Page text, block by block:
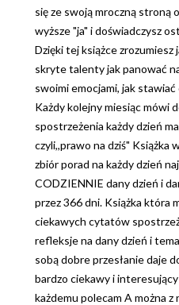
się ze swoją mroczną stroną
wyższe "ja" i doświadczysz
Dzięki tej książce zrozumiesz
skryte talenty jak panować
swoimi emocjami, jak stawiać
Każdy kolejny miesiąc mówi
spostrzeżenia każdy dzień
czyli,,prawo na dziś" Książka
zbiór porad na każdy dzień
CODZIENNIE dany dzień i
przez 366 dni. Książka która
ciekawych cytatów
refleksje na dany dzień i
sobą dobre przesłanie daje
bardzo ciekawy i
każdemu polecam A można z